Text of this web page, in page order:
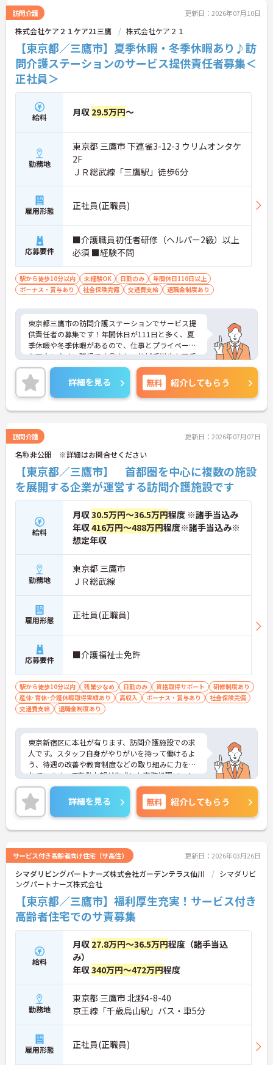
ご興味を持たれた方は面接対策ポイントや求人の詳
細などお話しいたしますのでお気軽にお問い合わせ
下さい。
訪問介護 更新日：2026年07月10日
株式会社ケア２１ケア21三鷹 株式会社ケア２１
【東京都／三鷹市】夏季休暇・冬季休暇あり♪訪
問介護ステーションのサービス提供責任者募集＜
正社員＞
給料 月収 29.5万円～
勤務地
東京都 三鷹市 下連雀3-12-3 ウリムオンタケ
2F
ＪＲ総武線「三鷹駅」徒歩6分
雇用形態 正社員(正職員)
応募要件
■介護職員初任者研修（ヘルパー2級）以上
必須 ■経験不問
駅から徒歩10分以内 未経験OK 日勤のみ
年間休日110日以上
ボーナス・賞与あり
社会保険完備 交通費支給 退職金制度あり
東京都三鷹市の訪問介護ステーションでサービス提
供責任者の募集です！年間休日が111日と多く、夏
季休暇や冬季休暇があるので、仕事とプライベート
を両立しやすい職場です◎また、地域手当やケア手
当などの各種手当に加え、昇給・賞与ありで待遇面
もばっちり！退職金制度や組合制度などの福利厚生
も充実しているので、安心して長く働きやすい環境
が整っています♪ご興味のある方は面接ポイントを
お伝えしますので、お気軽にご連絡ください！
詳細を見る 無料 紹介してもらう
訪問介護 更新日：2026年07月07日
名称非公開 ※詳細はお問合せください
【東京都／三鷹市】 首都圏を中心に複数の施設
を展開する企業が運営する訪問介護施設です
給料
月収30.5万円～36.5万円程度 ※諸手当込み
年収416万円～488万円程度※諸手当込み※
想定年収
勤務地
東京都 三鷹市
ＪＲ総武線
雇用形態 正社員(正職員)
応募要件 ■介護福祉士免許
駅から徒歩10分以内 残業少なめ 日勤のみ 資格取得サポート
研修制度あり
産休･育休･介護休暇取得実績あり
高収入 ボーナス・賞与あり
社会保険完備
交通費支給
退職金制度あり
東京新宿区に本社が有ります、訪問介護施設での求
人です。スタッフ自身がやりがいを持って働けるよ
う、待遇の改善や教育制度などの取り組みに力を入
れています。IT事業本部が作成した事務処理ソフト
を導入しており、事務作業は少なく、その分ご利用
者様への対応を重視することもできます。入社後の
研修はもちろん、介護技術研修、PC研修、マナー研
修、資格取得のための勉強会等ステップに応じて用
意されており安心してご就業いただけます。
細などお話しいたしますのでお気軽にお問い合わせ
下さい。
詳細を見る 無料 紹介してもらう
サービス付き高齢者向け住宅（サ高住） 更新日：2026年03月26日
シマダリビングパートナーズ株式会社ガーデンテラス仙川
シマダリビ
ングパートナーズ株式会社
【東京都／三鷹市】福利厚生充実！サービス付き
高齢者住宅でのサ責募集
給料
月収 27.8万円～36.5万円程度（諸手当込
み）
年収340万円～472万円程度
勤務地
東京都 三鷹市 北野4-8-40
京王線「千歳烏山駅」バス・車5分
雇用形態 正社員(正職員)